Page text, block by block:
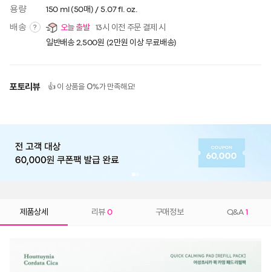
용량 150 ml (50매) / 5.07 fl. oz.
배송 ? 오늘 출발 13시 이전 주문 결제 시
일반배송 2,500원 (2만원 이상 무료배송)
포토리뷰 👍 이 상품을 0%가 만족해요!
제품상세 리뷰 0 구매정보 Q&A 1